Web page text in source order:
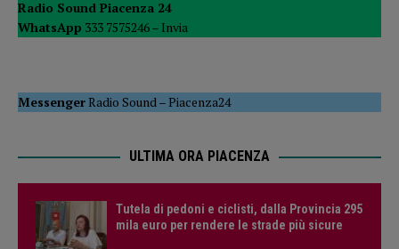
Radio Sound Piacenza 24
WhatsApp 333 7575246 – Invia
MessengerRadio Sound–Piacenza24
ULTIMA ORA PIACENZA
Tutela di pedoni e ciclisti, dalla Provincia 295
mila euro per rendere le strade più sicure